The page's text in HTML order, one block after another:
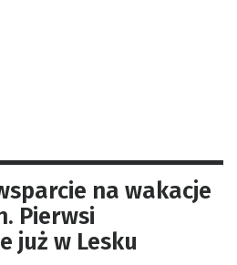
na wakacje
Pierwsi
już w Lesku